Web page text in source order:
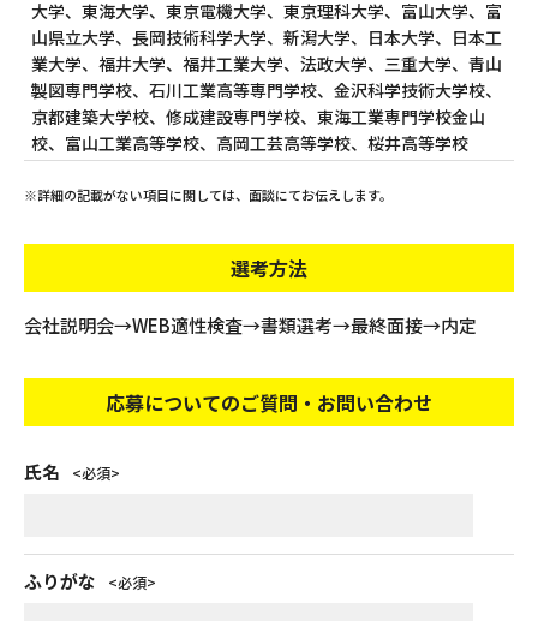
大学、東海大学、東京電機大学、東京理科大学、富山大学、富
山県立大学、長岡技術科学大学、新潟大学、日本大学、日本工
業大学、福井大学、福井工業大学、法政大学、三重大学、青山
製図専門学校、石川工業高等専門学校、金沢科学技術大学校、
京都建築大学校、修成建設専門学校、東海工業専門学校金山
校、富山工業高等学校、高岡工芸高等学校、桜井高等学校
※詳細の記載がない項目に関しては、面談にてお伝えします。
選考方法
会社説明会→WEB適性検査→書類選考→最終面接→内定
応募についてのご質問・お問い合わせ
氏名 必須
ふりがな 必須